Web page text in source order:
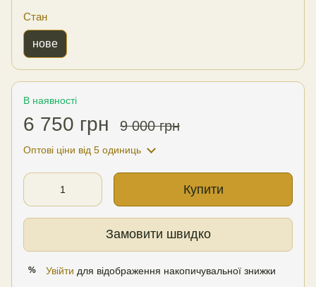
Стан
нове
В наявності
6 750 грн 9 000 грн
Оптові ціни від 5 одиниць
Купити
Замовити швидко
% Увійти для відображення накопичувальної знижки